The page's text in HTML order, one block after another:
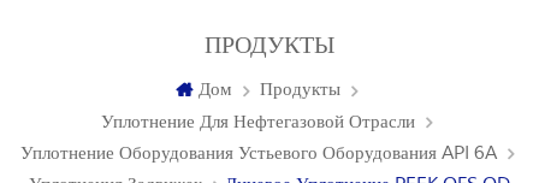
ПРОДУКТЫ
Дом
Продукты
Уплотнение Для Нефтегазовой Отрасли
Уплотнение Оборудования Устьевого Оборудования API 6A